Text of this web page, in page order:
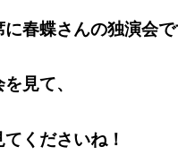
春蝶さんの独演会で
見て、
くださいね！